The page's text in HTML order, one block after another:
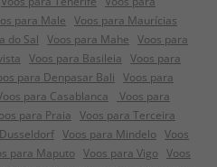
para Male Voos para Maurícias
do Sal Voos para Mahe Voos para
Voos para Basileia Voos para
para Denpasar Bali Voos para
para Casablanca
Voos para
para Praia Voos para Terceira
Voos para Mindelo Voos
para Maputo Voos para Vigo Voos